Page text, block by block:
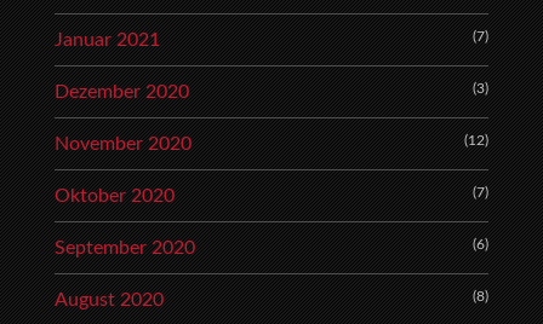
Januar 2021 (7)
Dezember 2020 (3)
November 2020 (12)
Oktober 2020 (7)
September 2020 (6)
August 2020 (8)